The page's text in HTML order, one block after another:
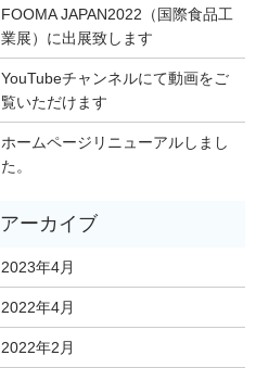
FOOMA JAPAN2022（国際食品工
業展）に出展致します
YouTubeチャンネルにて動画をご
覧いただけます
ホームページリニューアルしまし
た。
2023年4月
2022年4月
2022年2月